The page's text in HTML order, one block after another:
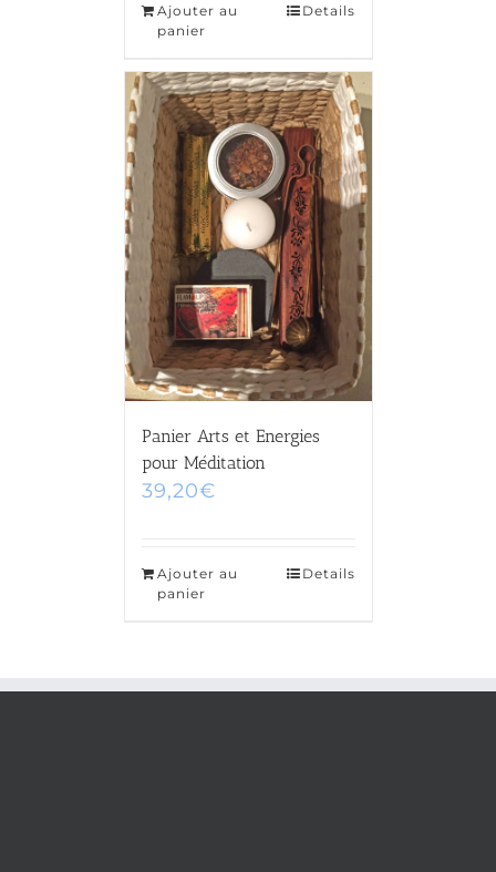
Ajouter au
panier
Details
Panier Arts et Energies
pour Méditation
39,20€
Ajouter au
panier
Details